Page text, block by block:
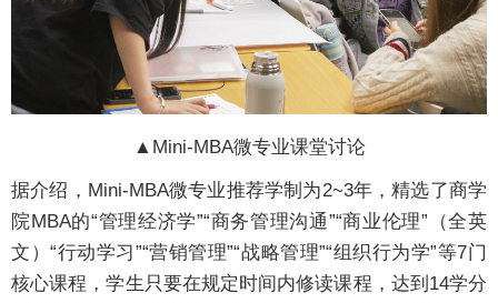
▲Mini-MBA微专业课堂讨论
据介绍，Mini-MBA微专业推荐学制为2~3年，精选了商学
院MBA的“管理经济学”“商务管理沟通”“商业伦理”（全英
文）“行动学习”“营销管理”“战略管理”“组织行为学”等7门
核心课程，学生只要在规定时间内修读课程，达到14学分